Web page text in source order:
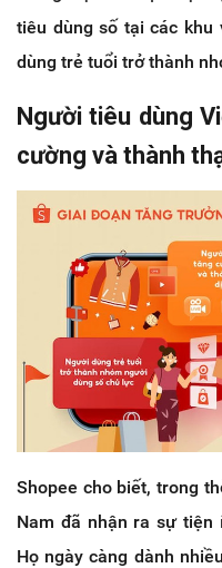
tiêu dùng số tại các khu
dùng trẻ tuổi trở thành
Người tiêu dùng
cường và thành
Shopee cho biết, trong
Nam đã nhận ra sự tiện
Họ ngày càng dành